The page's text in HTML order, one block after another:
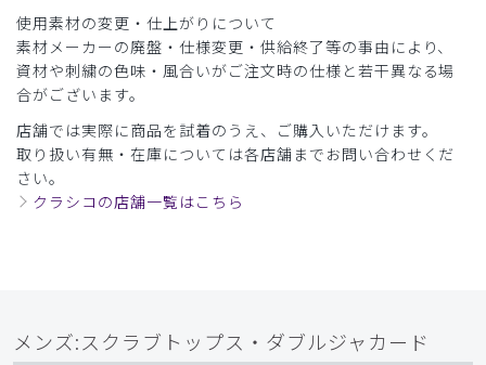
使用素材の変更・仕上がりについて
素材メーカーの廃盤・仕様変更・供給終了等の事由により、
資材や刺繍の色味・風合いがご注文時の仕様と若干異なる場
合がございます。
店舗では実際に商品を試着のうえ、ご購入いただけます。
取り扱い有無・在庫については各店舗までお問い合わせくだ
さい。
クラシコの店舗一覧はこちら
メンズ:スクラブトップス・ダブルジャカード